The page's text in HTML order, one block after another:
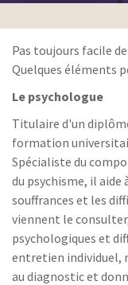
Pas toujours facile
Quelques éléments
Le psychologue
Titulaire d'un
formation
Spécialiste du
du psychisme, il aide
souffrances et les
viennent le
psychologiques et
entretien individuel,
au diagnostic et